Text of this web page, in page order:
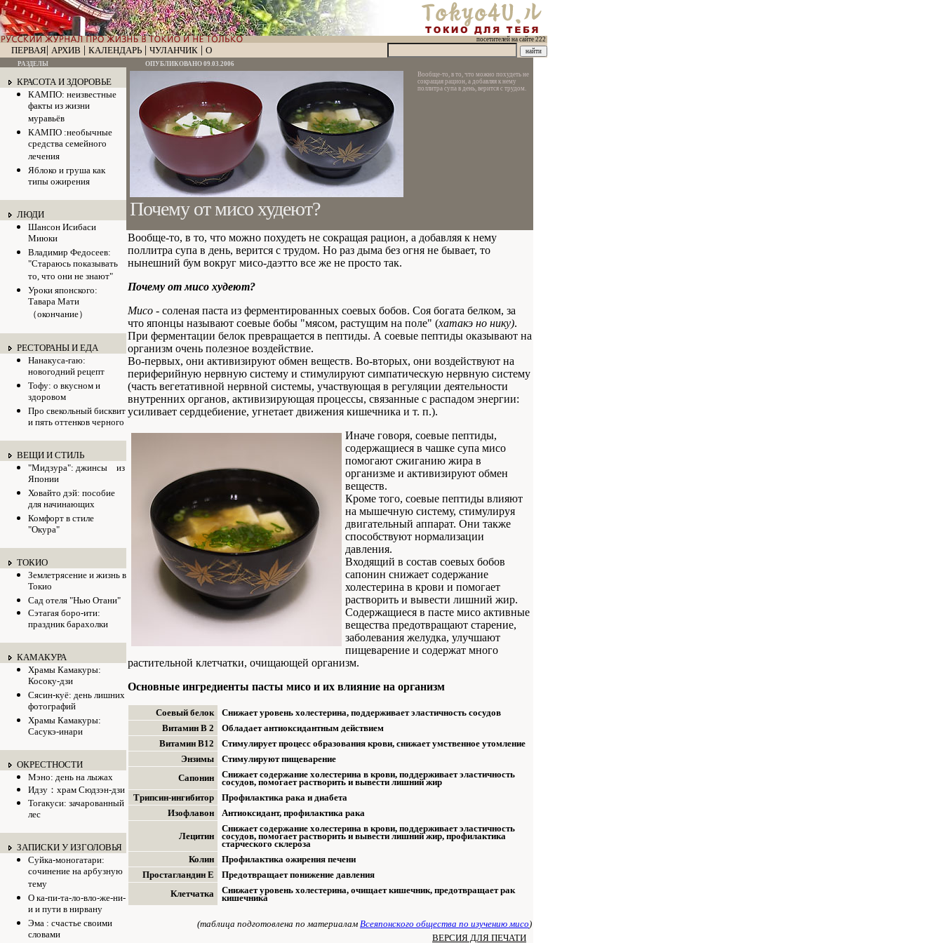
посетителей на сайте 222
ПЕРВАЯ| АРХИВ | КАЛЕНДАРЬ | ЧУЛАНЧИК | О
РАЗДЕЛЫ ОПУБЛИКОВАНО 09.03.2006
КРАСОТА И ЗДОРОВЬЕ
КАМПО: неизвестные
факты из жизни
муравьёв
КАМПО :необычные
средства семейного
лечения
Яблоко и груша как
типы ожирения
ЛЮДИ
Шансон Исибаси
Миюки
Владимир Федосеев:
"Стараюсь показывать
то, что они не знают"
Уроки японского:
Тавара Мати
（окончание）
РЕСТОРАНЫ И ЕДА
Нанакуса-гаю:
новогодний рецепт
Тофу: о вкусном и
здоровом
Про свекольный бисквит
и пять оттенков черного
ВЕЩИ И СТИЛЬ
"Мидзура": джинсы из
Японии
Ховайто дэй: пособие
для начинающих
Комфорт в стиле
"Окура"
ТОКИО
Землетрясение и жизнь в
Токио
Сад отеля "Нью Отани"
Сэтагая боро-ити:
праздник барахолки
КАМАКУРА
Храмы Камакуры:
Косоку-дзи
Сясин-куё: день лишних
фотографий
Храмы Камакуры:
Сасукэ-инари
ОКРЕСТНОСТИ
Мэно: день на лыжах
Идзу：храм Сюдзэн-дзи
Тогакуси: зачарованный
лес
ЗАПИСКИ У ИЗГОЛОВЬЯ
Суйка-моногатари:
сочинение на арбузную
тему
О ка-пи-та-ло-вло-же-ни-
и и пути в нирвану
Эма : счастье своими
словами
Вообще-то, в то, что можно похудеть не
сокращая рацион, а добавляя к нему
поллитра супа в день, верится с трудом.
Почему от мисо худеют?
Вообще-то, в то, что можно похудеть не сокращая рацион, а добавляя к нему
поллитра супа в день, верится с трудом. Но раз дыма без огня не бывает, то
нынешний бум вокруг мисо-даэтто все же не просто так.
Почему от мисо худеют?
Мисо - соленая паста из ферментированных соевых бобов. Соя богата белком, за
что японцы называют соевые бобы "мясом, растущим на поле" (хатакэ но нику).
При ферментации белок превращается в пептиды. А соевые пептиды оказывают на
организм очень полезное воздействие.
Во-первых, они активизируют обмен веществ. Во-вторых, они воздействуют на
периферийную нервную систему и стимулируют симпатическую нервную систему
(часть вегетативной нервной системы, участвующая в регуляции деятельности
внутренних органов, активизирующая процессы, связанные с распадом энергии:
усиливает сердцебиение, угнетает движения кишечника и т. п.).
Иначе говоря, соевые пептиды,
содержащиеся в чашке супа мисо
помогают сжиганию жира в
организме и активизируют обмен
веществ.
Кроме того, соевые пептиды влияют
на мышечную систему, стимулируя
двигательный аппарат. Они также
способствуют нормализации
давления.
Входящий в состав соевых бобов
сапонин снижает содержание
холестерина в крови и помогает
растворить и вывести лишний жир.
Содержащиеся в пасте мисо активные
вещества предотвращают старение,
заболевания желудка, улучшают
пищеварение и содержат много
растительной клетчатки, очищающей организм.
Основные ингредиенты пасты мисо и их влияние на организм
Соевый белок
Снижает уровень холестерина, поддерживает эластичность сосудов
Витамин B 2
Обладает антиоксидантным действием
Витамин B12
Стимулирует процесс образования крови, снижает умственное утомление
Энзимы
Стимулируют пищеварение
Сапонин
Снижает содержание холестерина в крови, поддерживает эластичность
сосудов, помогает растворить и вывести лишний жир
Трипсин-ингибитор
Профилактика рака и диабета
Изофлавон
Антиоксидант, профилактика рака
Лецитин
Снижает содержание холестерина в крови, поддерживает эластичность
сосудов, помогает растворить и вывести лишний жир, профилактика
старческого склероза
Колин
Профилактика ожирения печени
Простагландин Е
Предотвращает понижение давления
Клетчатка
Снижает уровень холестерина, очищает кишечник, предотвращает рак
кишечника
(таблица подготовлена по материалам Всеяпонского общества по изучению мисо)
ВЕРСИЯ ДЛЯ ПЕЧАТИ